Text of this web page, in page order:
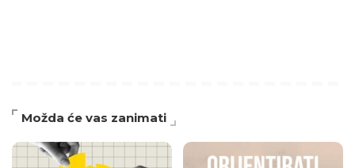
Možda će vas zanimati